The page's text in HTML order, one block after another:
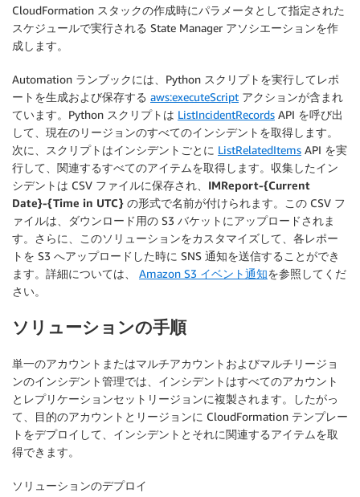
CloudFormation スタックの作成時にパラメータとして指定された
スケジュールで実行される State Manager アソシエーションを作
成します。
Automation ランブックには、Python スクリプトを実行してレポ
ートを生成および保存する aws:executeScript アクションが含まれ
ています。Python スクリプトは ListIncidentRecords API を呼び出
して、現在のリージョンのすべてのインシデントを取得します。
次に、スクリプトはインシデントごとに ListRelatedItems API を実
行して、関連するすべてのアイテムを取得します。収集したイン
シデントは CSV ファイルに保存され、 IMReport-{Current
Date}-{Time in UTC} の形式で名前が付けられます。この CSV フ
ァイルは、ダウンロード用の S3 バケットにアップロードされま
す。さらに、このソリューションをカスタマイズして、各レポー
トを S3 へアップロードした時に SNS 通知を送信することができ
ます。詳細については、 Amazon S3 イベント通知を参照してくだ
さい。
ソリューションの手順
単一のアカウントまたはマルチアカウントおよびマルチリージョ
ンのインシデント管理では、インシデントはすべてのアカウント
とレプリケーションセットリージョンに複製されます。したがっ
て、目的のアカウントとリージョンに CloudFormation テンプレー
トをデプロイして、インシデントとそれに関連するアイテムを取
得できます。
ソリューションのデプロイ